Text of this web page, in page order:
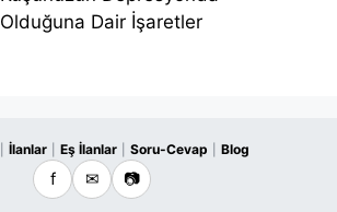
Olduğuna Dair İşaretler
İlanlar Eş İlanlar Soru-Cevap Blog
f ✉ 📷